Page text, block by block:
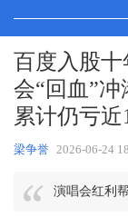
百度入股
会“回血”冲
累计仍亏近
梁争誉 2026-06-24
演唱会红利